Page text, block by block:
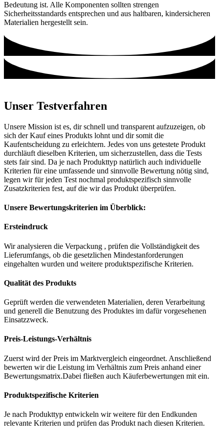
Bedeutung ist. Alle Komponenten sollten strengen
Sicherheitsstandards entsprechen und aus haltbaren, kindersicheren
Materialien hergestellt sein.
Unser Testverfahren
Unsere Mission ist es, dir schnell und transparent aufzuzeigen, ob
sich der Kauf eines Produkts lohnt und dir somit die
Kaufentscheidung zu erleichtern. Jedes von uns getestete Produkt
durchläuft dieselben Kriterien, um sicherzustellen, dass die Tests
stets fair sind. Da je nach Produkttyp natürlich auch individuelle
Kriterien für eine umfassende und sinnvolle Bewertung nötig sind,
legen wir für jeden Test nochmal produktspezifisch sinnvolle
Zusatzkriterien fest, auf die wir das Produkt überprüfen.
Unsere Bewertungskriterien im Überblick:
Ersteindruck
Wir analysieren die Verpackung , prüfen die Vollständigkeit des
Lieferumfangs, ob die gesetzlichen Mindestanforderungen
eingehalten wurden und weitere produktspezifische Kriterien.
Qualität des Produkts
Geprüft werden die verwendeten Materialien, deren Verarbeitung
und generell die Benutzung des Produktes im dafür vorgesehenen
Einsatzzweck.
Preis-Leistungs-Verhältnis
Zuerst wird der Preis im Marktvergleich eingeordnet. Anschließend
bewerten wir die Leistung im Verhältnis zum Preis anhand einer
Bewertungsmatrix.Dabei fließen auch Käuferbewertungen mit ein.
Produktspezifische Kriterien
Je nach Produkttyp entwickeln wir weitere für den Endkunden
relevante Kriterien und prüfen das Produkt nach diesen Kriterien.